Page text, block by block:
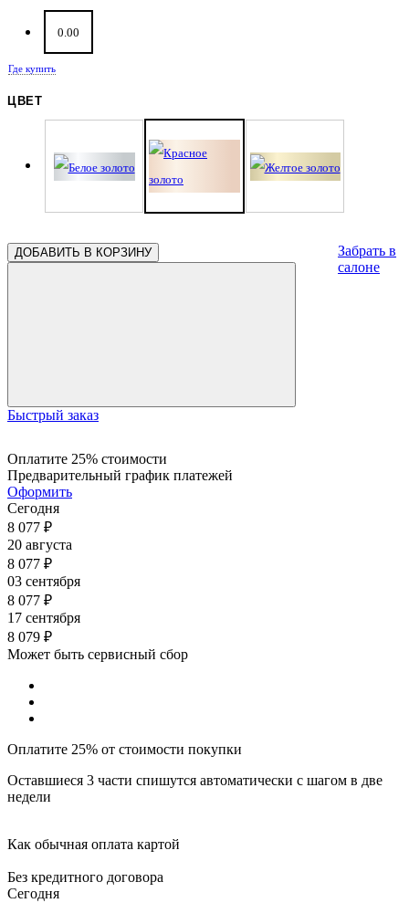
0.00
Где купить
ЦВЕТ
ДОБАВИТЬ В КОРЗИНУ
Быстрый заказ
Забрать в
салоне
Оплатите 25% стоимости
Предварительный график платежей
Оформить
Сегодня
8 077 ₽
20 августа
8 077 ₽
03 сентября
8 077 ₽
17 сентября
8 079 ₽
Может быть сервисный сбор
Оплатите 25% от стоимости покупки
Оставшиеся 3 части спишутся автоматически с шагом в две
недели
Как обычная оплата картой
Без кредитного договора
Сегодня